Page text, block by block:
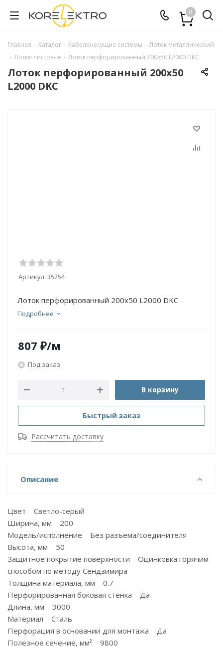
0
Главная - Каталог - Кабеленесущие системы - Лоток металлический
- Лотки листовые - Лоток перфорированный 200х50 L2000 DKC
Лоток перфорированный 200х50
L2000 DKC
Артикул: 35254
Лоток перфорированный 200х50 L2000 DKC
Подробнее
807 ₽/м
Под заказ
В корзину
Быстрый заказ
Рассчитать доставку
Описание
Цвет Светло-серый
Ширина, мм 200
Модель/исполнение Без разъема/соединителя
Высота, мм 50
Защитное покрытие поверхности Оцинковка горячим
способом по методу Сендзимира
Толщина материала, мм 0.7
Перфорированная боковая стенка Да
Длина, мм 3000
Материал Сталь
Перфорация в основании для монтажа Да
Полезное сечение, мм² 9800